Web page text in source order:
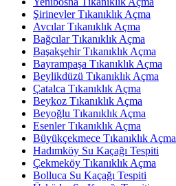
Şirinevler Tıkanıklık Açma
Avcılar Tıkanıklık Açma
Bağcılar Tıkanıklık Açma
Başakşehir Tıkanıklık Açma
Bayrampaşa Tıkanıklık Açma
Beylikdüzü Tıkanıklık Açma
Çatalca Tıkanıklık Açma
Beykoz Tıkanıklık Açma
Beyoğlu Tıkanıklık Açma
Esenler Tıkanıklık Açma
Büyükçekmece Tıkanıklık Açma
Hadımköy Su Kaçağı Tespiti
Çekmeköy Tıkanıklık Açma
Bolluca Su Kaçağı Tespiti